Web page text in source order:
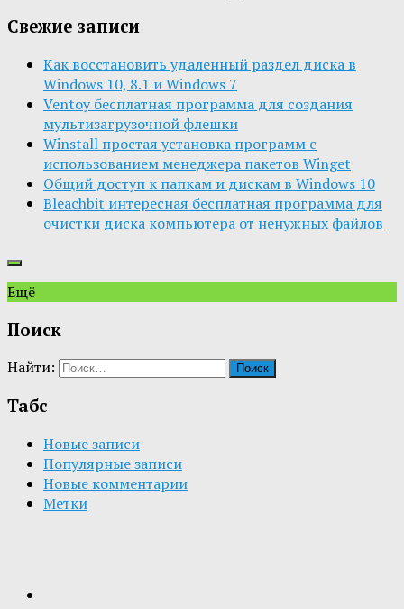
Свежие записи
Как восстановить удаленный раздел диска в
Windows 10, 8.1 и Windows 7
Ventoy бесплатная программа для создания
мультизагрузочной флешки
Winstall простая установка программ с
использованием менеджера пакетов Winget
Общий доступ к папкам и дискам в Windows 10
Bleachbit интересная бесплатная программа для
очистки диска компьютера от ненужных файлов
Ещё
Поиск
Найти:
Табс
Новые записи
Популярные записи
Новые комментарии
Метки